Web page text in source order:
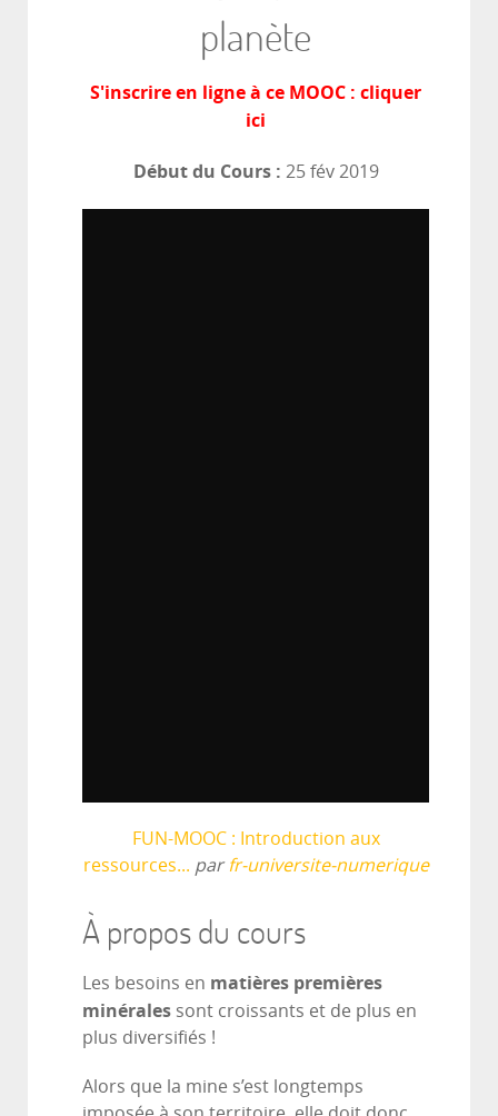
planète
S'inscrire en ligne à ce MOOC : cliquer
ici
Début du Cours : 25 fév 2019
FUN-MOOC : Introduction aux
ressources... par fr-universite-numerique
À propos du cours
Les besoins en matières premières
minérales sont croissants et de plus en
plus diversifiés !
Alors que la mine s’est longtemps